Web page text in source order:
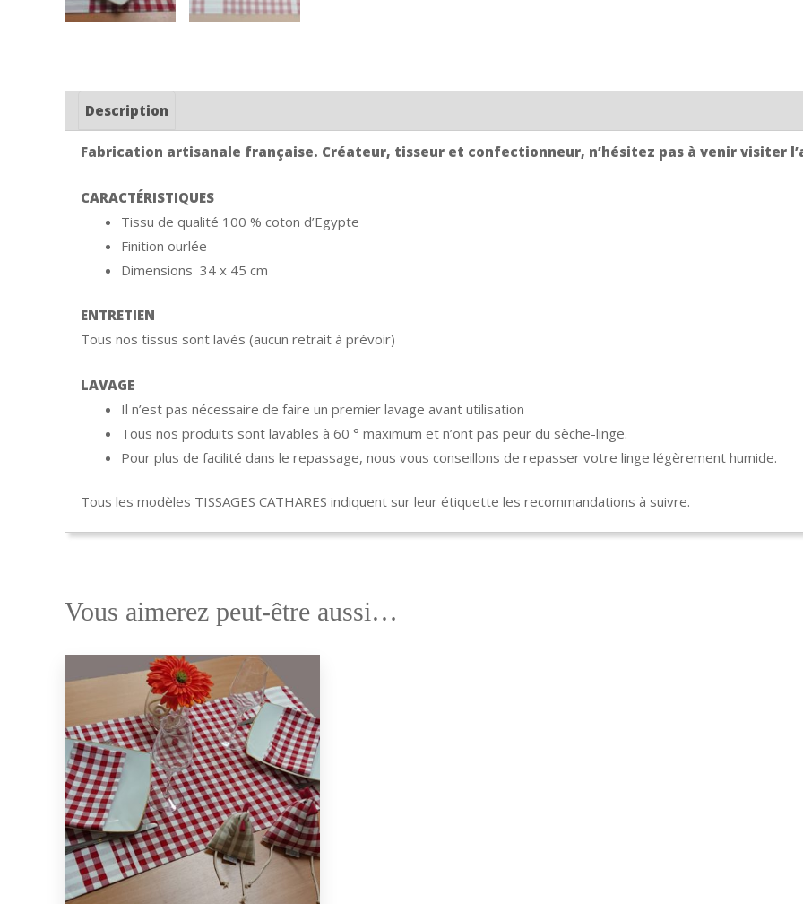
Description
Fabrication artisanale française. Créateur, tisseur et confectionneur, n’hésitez pas à venir visiter
CARACTÉRISTIQUES
Tissu de qualité 100 % coton d’Egypte
Finition ourlée
Dimensions 34 x 45 cm
ENTRETIEN
Tous nos tissus sont lavés (aucun retrait à prévoir)
LAVAGE
Il n’est pas nécessaire de faire un premier lavage avant utilisation
Tous nos produits sont lavables à 60 ° maximum et n’ont pas peur du sèche-linge.
Pour plus de facilité dans le repassage, nous vous conseillons de repasser votre linge légèrement humide.
Tous les modèles TISSAGES CATHARES indiquent sur leur étiquette les recommandations à suivre.
Vous aimerez peut-être aussi…